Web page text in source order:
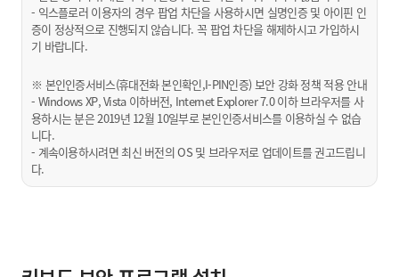
- 익스플로러 이용자의 경우 팝업 차단을 사용하시면 실명인증 및 아이핀 인
증이 정상적으로 진행되지 않습니다. 꼭 팝업 차단을 해제하시고 가입하시
기 바랍니다.
※ 본인인증서비스(휴대전화 본인확인,I-PIN인증) 보안 강화 정책 적용 안내
- Windows XP, Vista 이하버전, Internet Explorer 7.0 이하 브라우저를 사
용하시는 분은 2019년 12월 10일부로 본인인증서비스를 이용하실 수 없습
니다.
- 계속이용하시려면 최신 버전의 OS 및 브라우저로 업데이트를 권고드립니
다.